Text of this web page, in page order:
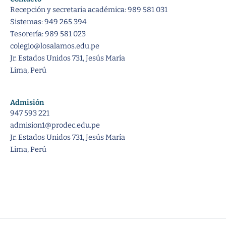
Recepción y secretaría académica: 989 581 031
Sistemas: 949 265 394
Tesorería: 989 581 023
colegio@losalamos.edu.pe
Jr. Estados Unidos 731, Jesús María
Lima, Perú
Admisión
947 593 221
admision1@prodec.edu.pe
Jr. Estados Unidos 731, Jesús María
Lima, Perú